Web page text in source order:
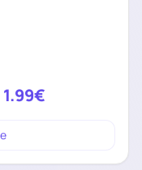
1.99€